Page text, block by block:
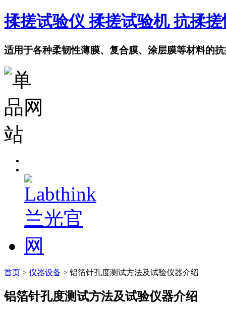
揉搓试验仪 揉搓试验机 抗揉
适用于各种柔韧性薄膜、复合膜、涂层膜等材料的
首页 > 仪器设备 > 铝箔针孔度测试方法及试验仪器介绍
铝箔针孔度测试方法及试验仪器介绍